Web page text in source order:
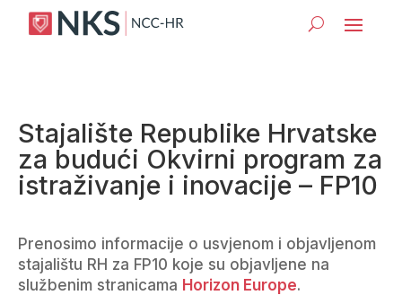
Stajalište Republike Hrvatske
za budući Okvirni program za
istraživanje i inovacije – FP10
Prenosimo informacije o usvjenom i objavljenom
stajalištu RH za FP10 koje su objavljene na
službenim stranicama Horizon Europe.